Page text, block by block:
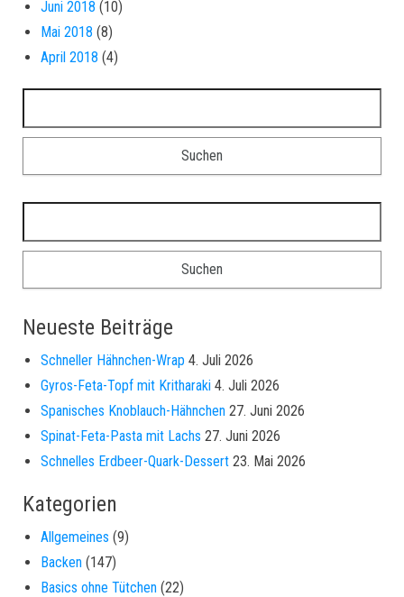
Juni 2018 (10)
Mai 2018 (8)
April 2018 (4)
Neueste Beiträge
Schneller Hähnchen-Wrap 4. Juli 2026
Gyros-Feta-Topf mit Kritharaki 4. Juli 2026
Spanisches Knoblauch-Hähnchen 27. Juni 2026
Spinat-Feta-Pasta mit Lachs 27. Juni 2026
Schnelles Erdbeer-Quark-Dessert 23. Mai 2026
Kategorien
Allgemeines (9)
Backen (147)
Basics ohne Tütchen (22)